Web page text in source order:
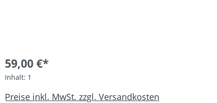
59,00 €*
Inhalt: 1
Preise inkl. MwSt. zzgl. Versandkosten